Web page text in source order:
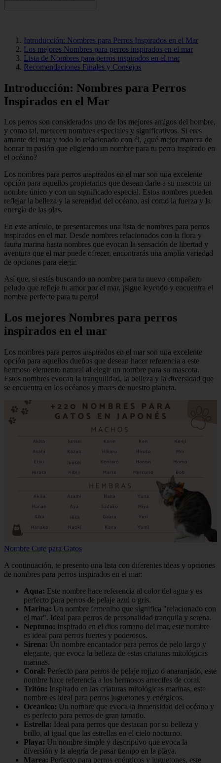
Introducción: Nombres para Perros Inspirados en el Mar
Los mejores Nombres para perros inspirados en el mar
Lista de Nombres para perros inspirados en el mar
Recomendaciones Finales y Consejos
Introducción: Nombres para Perros
Inspirados en el Mar
Los perros son considerados uno de los mejores amigos del hombre,
y como tal, merecen nombres especiales y significativos. Si eres
amante del mar y todo lo relacionado con él, ¿qué mejor manera de
honrar tu pasión que eligiendo un nombre para tu perro inspirado en
el océano?
Los nombres para perros inspirados en el mar son una excelente
opción para aquellos propietarios que desean darle a su mascota un
nombre único y con un significado especial. Estos nombres pueden
reflejar la belleza y la serenidad del océano, así como la fuerza y la
energía de las olas.
En este artículo, te presentaremos una lista de nombres para perros
inspirados en el mar. Desde nombres relacionados con la flora y
fauna marina hasta nombres que evocan la sensación de libertad y
aventura que el mar puede ofrecer, encontrarás una amplia variedad
de opciones para elegir.
Así que, si estás buscando un nombre para tu nuevo compañero
peludo que refleje tu amor por el mar, ¡sigue leyendo y encuentra el
nombre perfecto para tu perro!
Los mejores Nombres para perros
inspirados en el mar
Los nombres para perros inspirados en el mar son una excelente
opción para aquellos dueños que desean hacer referencia a este
hermoso elemento natural al elegir un nombre para su mascota.
Estos nombres evocan la tranquilidad, la belleza y la diversidad que
se encuentra en los océanos y mares de nuestro planeta.
Nombre Cute para Gatos
A continuación, te presento una lista con diferentes ideas y opciones
de nombres para perros inspirados en el mar:
Aqua: Este nombre hace referencia al color del agua y es
perfecto para perros de pelaje azul o gris.
Marina: Un nombre femenino que significa "relacionado con
el mar". Ideal para perros de personalidad tranquila y serena.
Neptuno: Inspirado en el dios romano del mar, este nombre
es ideal para perros fuertes y poderosos.
Sirena: Un nombre encantador para perros de pelo largo y
elegante, que evoca la belleza de estas criaturas mitológicas
marinas.
Coral: Perfecto para perros de pelaje rojizo o anaranjado, este
nombre hace referencia a los hermosos arrecifes de coral.
Tritón: Inspirado en las criaturas mitológicas marinas, este
nombre es ideal para perros juguetones y enérgicos.
Oceánico: Un nombre que evoca la inmensidad del océano y
es perfecto para perros de gran tamaño.
Estrella: Ideal para perros que destacan por su belleza y
brillo, al igual que las estrellas en el cielo nocturno.
Playa: Un nombre simple y descriptivo que evoca la
diversión y la alegría de pasar tiempo en la playa.
Marea: Perfecto para perros enérgicos y juguetones, este